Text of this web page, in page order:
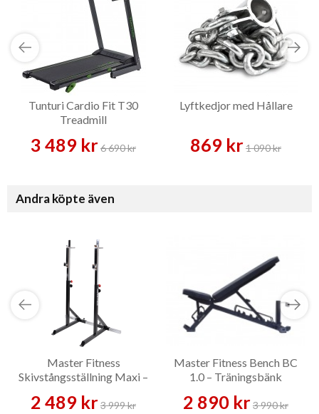
Tunturi Cardio Fit T30
Treadmill
3 489 kr6 690 kr
Lyftkedjor med Hållare
869 kr1 090 kr
Andra köpte även
Master Fitness
Skivstångsställning Maxi –
2 489 kr3 999 kr
Master Fitness Bench BC
1.0 – Träningsbänk
2 890 kr3 990 kr